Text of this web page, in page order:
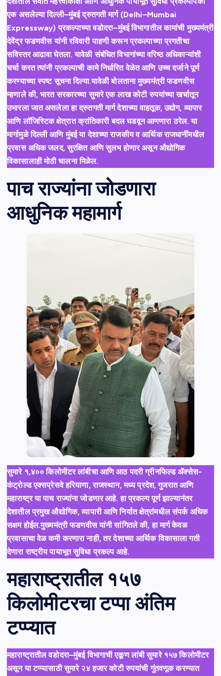
एक असलेल्या दिल्ली–मुंबई द्रुतगती मार्ग (Delhi–Mumbai
Expressway) प्रकल्पाच्या वडोदरा–मुंबई विभागातील कामांची मुख्यमंत्री
देवेंद्र फडणवीस यांनी रविवारी पाहणी करून प्रकल्पाच्या प्रगतीचा
सविस्तर आढावा घेतला. यावेळी संबंधित विभागांच्या वरिष्ठ अधिकाऱ्यांशी
चर्चा करत त्यांनी प्रकल्पाची कामे निर्धारित वेळेत आणि उच्च दर्जाने पूर्ण
करण्याच्या स्पष्ट सूचना दिल्या.यावेळी बोलताना मुख्यमंत्री फडणवीस
म्हणाले की, भारत सरकारच्या सुमारे एक लाख कोटी रुपयांच्या खर्चातून
उभारला जात असलेला हा द्रुतगती मार्ग देशाच्या वाहतूक, उद्योग, व्यापार
आणि लॉजिस्टिक क्षेत्रात क्रांतिकारी बदल घडवून आणणारा ठरेल. या
मार्गामुळे दिल्ली आणि मुंबई या देशाच्या राजकीय व आर्थिक राजधानींमधील
प्रवास अधिक जलद, सुरक्षित आणि सुलभ होणार असून औद्योगिक
विकासालाही मोठी चालना मिळेल.
पाच राज्यांना जोडणारा
आधुनिक महामार्ग
सुमारे १,४०० किलोमीटर लांबीचा आणि आठ पदरी ग्रीनफिल्ड ॲक्सेस-
कंट्रोल्ड एक्सप्रेसवे हरियाणा, राजस्थान, मध्य प्रदेश, गुजरात आणि
महाराष्ट्र या पाच राज्यांना जोडणार आहे. हा प्रकल्प पूर्ण झाल्यानंतर
देशातील प्रमुख औद्योगिक, व्यापारी आणि निर्यात क्षेत्रांमधील संपर्क अधिक
सक्षम होईल.मुख्यमंत्री फडणवीस यांनी सांगितले की, हा मार्ग केवळ
प्रवासाचा वेळ कमी करणारा नाही, तर देशाच्या आर्थिक विकासाला गती
देणारा राष्ट्रीय पायाभूत सुविधा प्रकल्प आहे.
महाराष्ट्रातील १५७
किलोमीटरचा टप्पा अंतिम
टप्प्यात
महाराष्ट्रातील वडोदरा–मुंबई विभागाची एकूण लांबी सुमारे १५७ किलोमीटर
असून या टप्प्यासाठी सुमारे २४ हजार कोटी रुपयांची गुंतवणूक करण्यात